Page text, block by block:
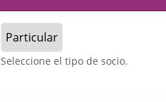
Seleccione el tipo de socio.